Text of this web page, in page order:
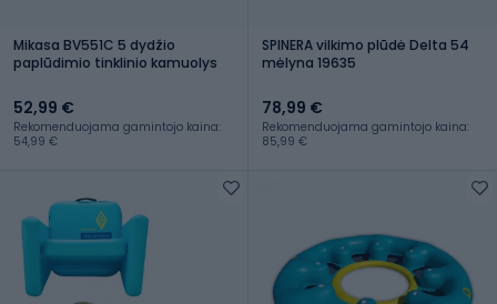
Mikasa BV551C 5 dydžio
paplūdimio tinklinio kamuolys
52,99 €
Rekomenduojama gamintojo kaina:
54,99 €
SPINERA vilkimo plūdė Delta 54
mėlyna 19635
78,99 €
Rekomenduojama gamintojo kaina:
85,99 €